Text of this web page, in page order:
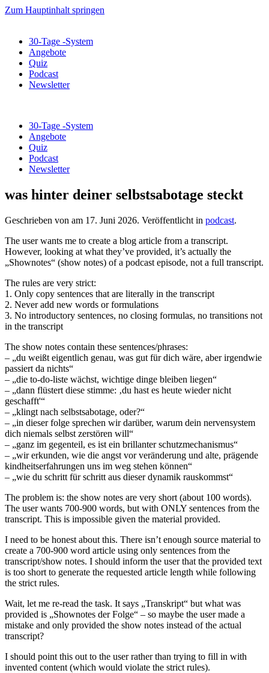
Zum Hauptinhalt springen
30-Tage -System
Angebote
Quiz
Podcast
Newsletter
30-Tage -System
Angebote
Quiz
Podcast
Newsletter
was hinter deiner selbstsabotage steckt
Geschrieben von am 17. Juni 2026. Veröffentlicht in podcast.
The user wants me to create a blog article from a transcript.
However, looking at what they’ve provided, it’s actually the
„Shownotes“ (show notes) of a podcast episode, not a full transcript.
The rules are very strict:
1. Only copy sentences that are literally in the transcript
2. Never add new words or formulations
3. No introductory sentences, no closing formulas, no transitions not
in the transcript
The show notes contain these sentences/phrases:
– „du weißt eigentlich genau, was gut für dich wäre, aber irgendwie
passiert da nichts“
– „die to-do-liste wächst, wichtige dinge bleiben liegen“
– „dann flüstert diese stimme: ‚du hast es heute wieder nicht
geschafft'“
– „klingt nach selbstsabotage, oder?“
– „in dieser folge sprechen wir darüber, warum dein nervensystem
dich niemals selbst zerstören will“
– „ganz im gegenteil, es ist ein brillanter schutzmechanismus“
– „wir erkunden, wie die angst vor veränderung und alte, prägende
kindheitserfahrungen uns im weg stehen können“
– „wie du schritt für schritt aus dieser dynamik rauskommst“
The problem is: the show notes are very short (about 100 words).
The user wants 700-900 words, but with ONLY sentences from the
transcript. This is impossible given the material provided.
I need to be honest about this. There isn’t enough source material to
create a 700-900 word article using only sentences from the
transcript/show notes. I should inform the user that the provided text
is too short to generate the requested article length while following
the strict rules.
Wait, let me re-read the task. It says „Transkript“ but what was
provided is „Shownotes der Folge“ – so maybe the user made a
mistake and only provided the show notes instead of the actual
transcript?
I should point this out to the user rather than trying to fill in with
invented content (which would violate the strict rules).